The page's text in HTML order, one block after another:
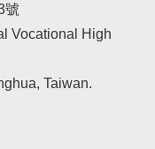
號
Vocational High
Taiwan.